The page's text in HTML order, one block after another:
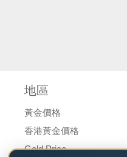
地區
黃金價格
香港黃金價格
Gold Price